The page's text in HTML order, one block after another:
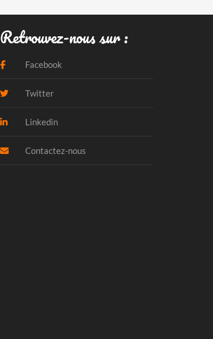
Retrouvez-nous sur :
Facebook
Twitter
Linkedin
Contactez-nous